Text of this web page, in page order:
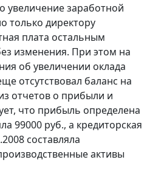
увеличение заработной
только директору
плата остальным
изменения. При этом на
об увеличении оклада
отсутствовал баланс на
отчетов о прибыли и
что прибыль определена
99000 руб., а кредиторская
составляла
активы